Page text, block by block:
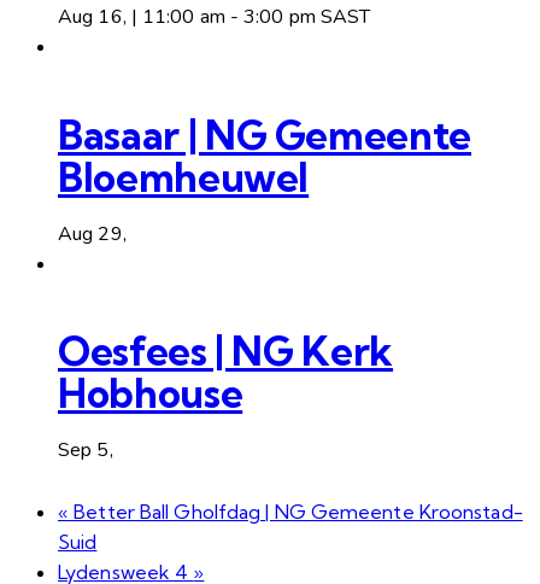
Aug 16, | 11:00 am -3:00 pm SAST
Basaar | NG Gemeente
Bloemheuwel
Aug 29,
Oesfees | NG Kerk
Hobhouse
Sep 5,
« Better Ball Gholfdag | NG Gemeente Kroonstad-
Suid
Lydensweek 4 »